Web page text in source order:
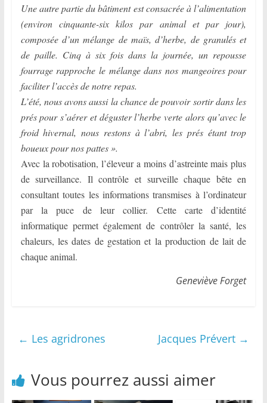
Une autre partie du bâtiment est consacrée à l’alimentation
(environ cinquante-six kilos par animal et par jour),
composée d’un mélange de maïs, d’herbe, de granulés et
de paille. Cinq à six fois dans la journée, un repousse
fourrage rapproche le mélange dans nos mangeoires pour
faciliter l’accès de notre repas.
L’été, nous avons aussi la chance de pouvoir sortir dans les
prés pour s’aérer et déguster l’herbe verte alors qu’avec le
froid hivernal, nous restons à l’abri, les prés étant trop
boueux pour nos pattes ».
Avec la robotisation, l’éleveur a moins d’astreinte mais plus
de surveillance. Il contrôle et surveille chaque bête en
consultant toutes les informations transmises à l’ordinateur
par la puce de leur collier. Cette carte d’identité
informatique permet également de contrôler la santé, les
chaleurs, les dates de gestation et la production de lait de
chaque animal.
Geneviève Forget
← Les agridrones Jacques Prévert →
Vous pourrez aussi aimer